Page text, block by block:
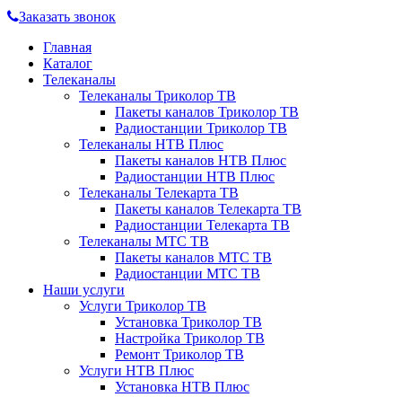
Заказать звонок
Главная
Каталог
Телеканалы
Телеканалы Триколор ТВ
Пакеты каналов Триколор ТВ
Радиостанции Триколор ТВ
Телеканалы НТВ Плюс
Пакеты каналов НТВ Плюс
Радиостанции НТВ Плюс
Телеканалы Телекарта ТВ
Пакеты каналов Телекарта ТВ
Радиостанции Телекарта ТВ
Телеканалы МТС ТВ
Пакеты каналов МТС ТВ
Радиостанции МТС ТВ
Наши услуги
Услуги Триколор ТВ
Установка Триколор ТВ
Настройка Триколор ТВ
Ремонт Триколор ТВ
Услуги НТВ Плюс
Установка НТВ Плюс